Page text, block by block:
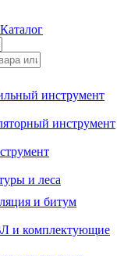
инструмент
инструмент
и леса
и битум
и комплектующие